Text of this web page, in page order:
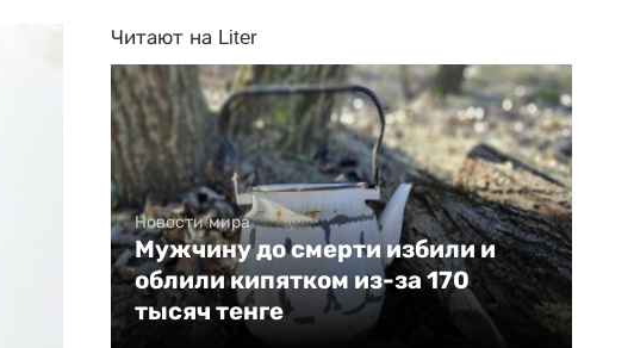
Читают на Liter
Новости мира
Мужчину до смерти избили и
облили кипятком из-за 170
тысяч тенге